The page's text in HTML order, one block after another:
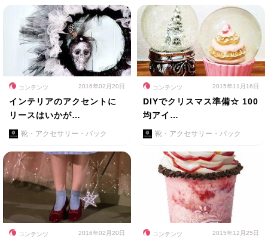
コンテンツ 2016年02月20日
インテリアのアクセントに
リースはいかが…
靴・アクセサリー・バック
コンテンツ 2015年11月16日
DIYでクリスマス準備☆ 100
均アイ…
靴・アクセサリー・バック
コンテンツ 2016年02月20日 コンテンツ 2015年12月25日